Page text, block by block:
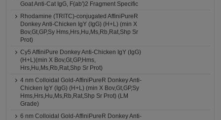
Goat Anti-Cat IgG, F(ab')2 Fragment Specific
Rhodamine (TRITC)-conjugated AffiniPureR
Donkey Anti-Chicken IgY (IgG) (H+L) (min X
Bov,Gt,GP,Sy Hms,Hrs,Hu,Ms,Rb,Rat,Shp Sr
Prot)
Cy5 AffiniPure Donkey Anti-Chicken IgY (IgG)
(H+L)(min X Bov,Gt,GP,Hms,
Hrs,Hu,Ms,Rb,Rat,Shp Sr Prot)
4 nm Colloidal Gold-AffiniPureR Donkey Anti-
Chicken IgY (IgG) (H+L) (min X Bov,Gt,GP,Sy
Hms,Hrs,Hu,Ms,Rb,Rat,Shp Sr Prot) (LM
Grade)
6 nm Colloidal Gold-AffiniPureR Donkey Anti-